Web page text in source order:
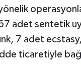
yönelik
adet sentetik
7 adet
ticaretiyle